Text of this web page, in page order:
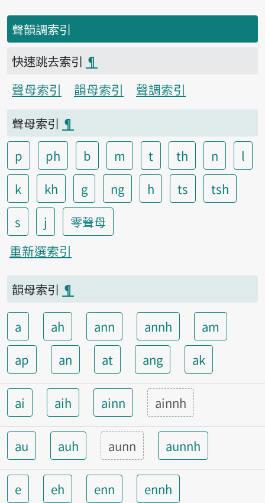
聲韻調索引
快速跳去索引 ¶
聲母索引
韻母索引
聲調索引
聲母索引 ¶
p
ph b m t th n
l
k
kh g ng h ts
tsh
s
j
零聲母
重新選索引
韻母索引 ¶
a ah ann annh
am
ap
an at ang ak
ai aih ainn ainnh
au auh aunn aunnh
e eh enn ennh